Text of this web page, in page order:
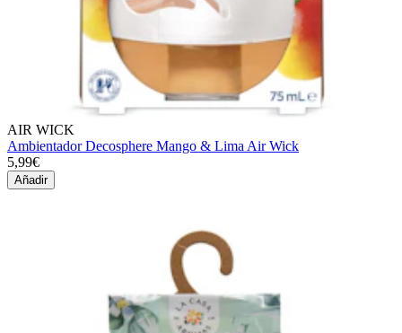
AIR WICK
Ambientador Decosphere Mango & Lima Air Wick
5,99€
Añadir